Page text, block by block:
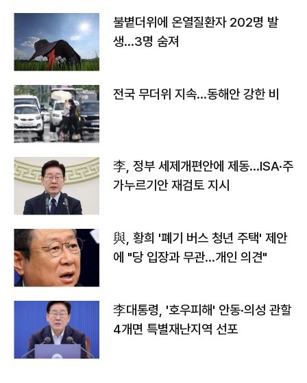
불볕더위에 온열질환자 202명 발
생…3명 숨져
전국 무더위 지속…동해안 강한 비
李, 정부 세제개편안에 제동…ISA·주
가누르기안 재검토 지시
與, 황희 '폐기 버스 청년 주택' 제안
에 "당 입장과 무관…개인 의견"
李대통령, '호우피해' 안동·의성 관할
4개면 특별재난지역 선포